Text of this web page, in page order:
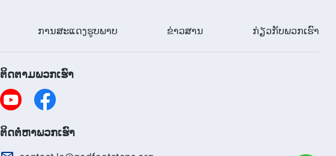
ການສະແດງຮູບພາບ ຂ່າວສານ ກ່ຽວກັບພວກເຮົາ
ຕິດຕາມພວກເຮົາ
​ຕິດ​ຕໍ່​ຫາ​ພວກ​ເຮົາ